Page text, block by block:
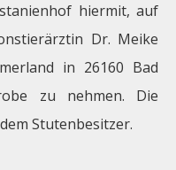
hiermit, auf
Dr. Meike
in 26160 Bad
zu nehmen. Die
Stutenbesitzer.